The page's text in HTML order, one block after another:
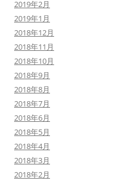
2019年2月
2019年1月
2018年12月
2018年11月
2018年10月
2018年9月
2018年8月
2018年7月
2018年6月
2018年5月
2018年4月
2018年3月
2018年2月